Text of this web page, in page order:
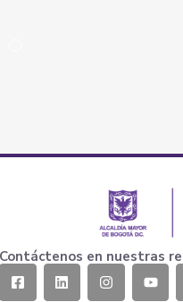
Contáctenos en nuestras